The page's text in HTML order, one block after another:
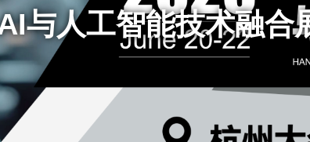
与人工智能技术融合